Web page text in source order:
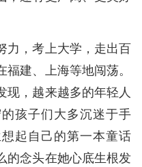
力，考上大学，走出百
建、上海等地闯荡。
现，越来越多的年轻人
孩子们大多沉迷于手
起自己的第一本童话
的念头在她心底生根发